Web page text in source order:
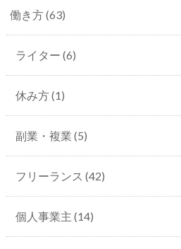
働き方(63)
ライター (6)
休み方(1)
副業・複業 (5)
フリーランス (42)
個人事業主 (14)